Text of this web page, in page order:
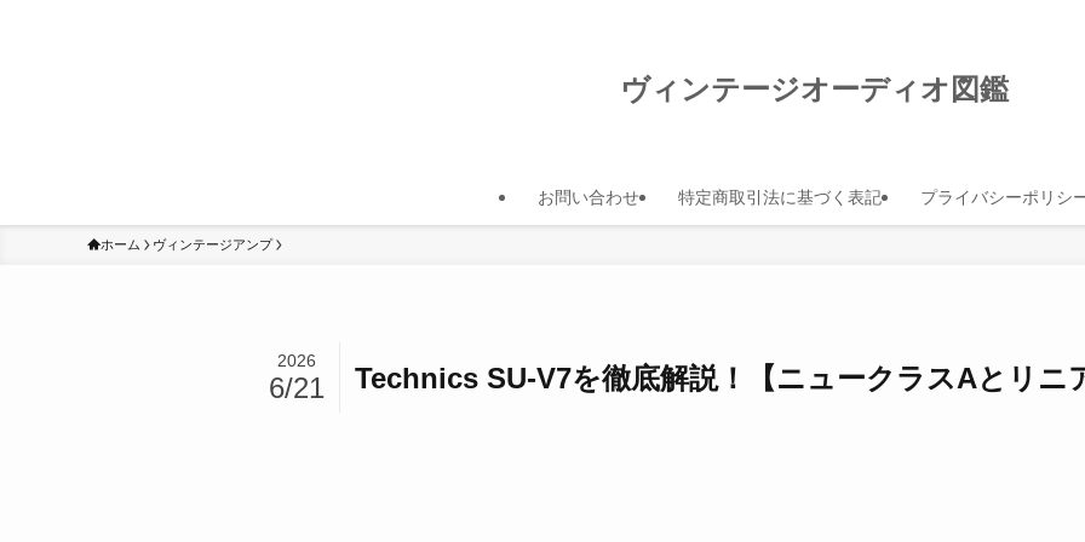
ヴィンテージオーディオ図鑑
お問い合わせ 特定商取引法に基づく表記 プライバシーポリシ
ホーム ヴィンテージアンプ
Technics SU-V7を徹底解説！【ニュークラスAとリニ
2026
6/21